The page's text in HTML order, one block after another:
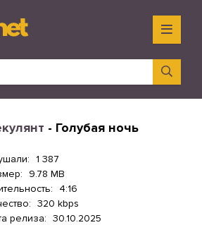
- Голубая ночь
1 387
9.78 MB
4:16
320 kbps
релиза: 30.10.2025